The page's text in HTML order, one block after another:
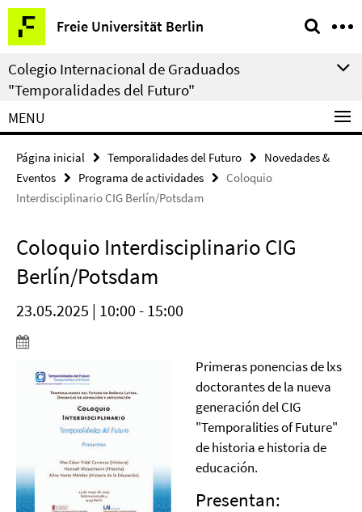
Springe
direkt
zu
Inhalt
Freie Universität Berlin
Herramientas
de
navegación
Colegio Internacional de Graduados
"Temporalidades del Futuro"
MENU
Página inicial Temporalidades del Futuro
Novedades &
Eventos
Programa de actividades
Coloquio
Interdisciplinario CIG Berlín/Potsdam
Coloquio Interdisciplinario CIG
Berlín/Potsdam
23.05.2025 | 10:00 - 15:00
Primeras ponencias de lxs
doctorantes de la nueva
generación del CIG
"Temporalities of Future"
de historia e historia de
educación.
Presentan: